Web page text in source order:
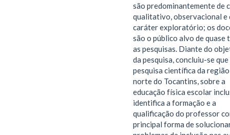
são predominantemente de
qualitativo, observacional e
caráter exploratório; os
são o público alvo de quase
as pesquisas. Diante do
da pesquisa, concluiu-se que
pesquisa científica da
norte do Tocantins, sobre a
educação física escolar
identifica a formação e a
qualificação do professor
principal forma de